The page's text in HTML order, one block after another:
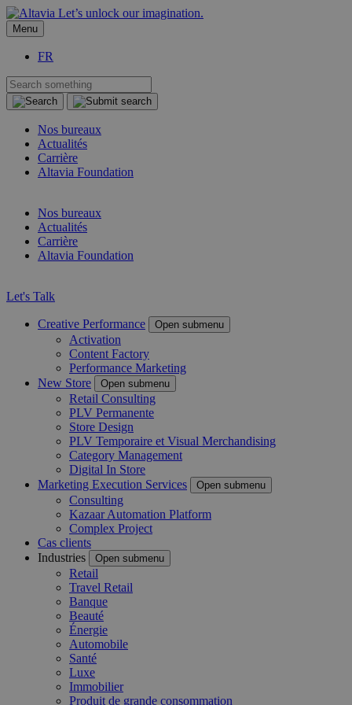
Let’s unlock our imagination.
Menu
FR
Nos bureaux
Actualités
Carrière
Altavia Foundation
Nos bureaux
Actualités
Carrière
Altavia Foundation
Let's Talk
Creative Performance Open submenu
Activation
Content Factory
Performance Marketing
New Store
Open submenu
Retail Consulting
PLV Permanente
Store Design
PLV Temporaire et Visual Merchandising
Category Management
Digital In Store
Marketing Execution Services
Open submenu
Consulting
Kazaar Automation Platform
Complex Project
Cas clients
Industries
Open submenu
Retail
Travel Retail
Banque
Beauté
Énergie
Automobile
Santé
Luxe
Immobilier
Produit de grande consommation